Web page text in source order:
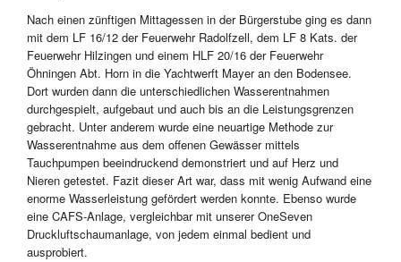
Nach einen zünftigen Mittagessen in der Bürgerstube ging es dann
mit dem LF 16/12 der Feuerwehr Radolfzell, dem LF 8 Kats. der
Feuerwehr Hilzingen und einem HLF 20/16 der Feuerwehr
Öhningen Abt. Horn in die Yachtwerft Mayer an den Bodensee.
Dort wurden dann die unterschiedlichen Wasserentnahmen
durchgespielt, aufgebaut und auch bis an die Leistungsgrenzen
gebracht. Unter anderem wurde eine neuartige Methode zur
Wasserentnahme aus dem offenen Gewässer mittels
Tauchpumpen beeindruckend demonstriert und auf Herz und
Nieren getestet. Fazit dieser Art war, dass mit wenig Aufwand eine
enorme Wasserleistung gefördert werden konnte. Ebenso wurde
eine CAFS-Anlage, vergleichbar mit unserer OneSeven
Druckluftschaumanlage, von jedem einmal bedient und
ausprobiert.